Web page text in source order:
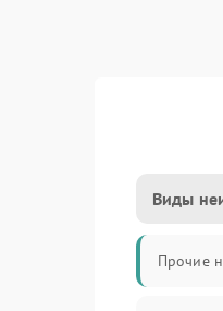
Виды
Прочие